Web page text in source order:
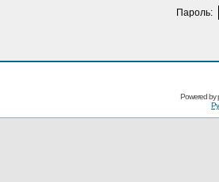
Пароль:
Powered by